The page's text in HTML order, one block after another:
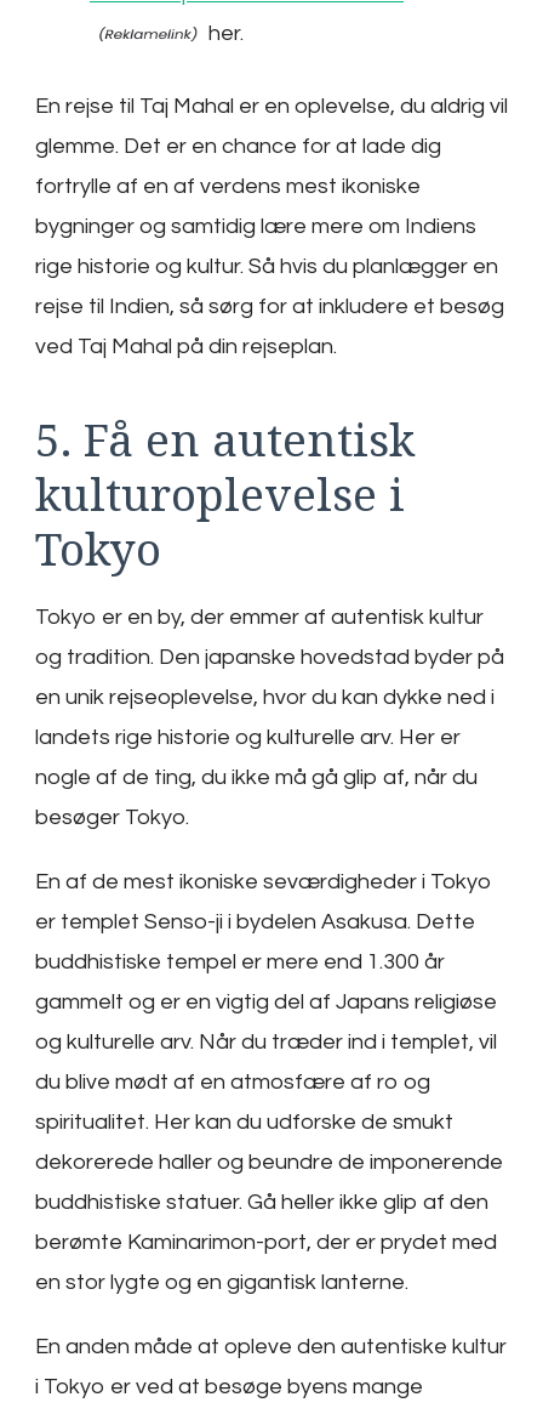
her.
En rejse til Taj Mahal er en oplevelse, du aldrig vil
glemme. Det er en chance for at lade dig
fortrylle af en af verdens mest ikoniske
bygninger og samtidig lære mere om Indiens
rige historie og kultur. Så hvis du planlægger en
rejse til Indien, så sørg for at inkludere et besøg
ved Taj Mahal på din rejseplan.
5. Få en autentisk
kulturoplevelse i
Tokyo
Tokyo er en by, der emmer af autentisk kultur
og tradition. Den japanske hovedstad byder på
en unik rejseoplevelse, hvor du kan dykke ned i
landets rige historie og kulturelle arv. Her er
nogle af de ting, du ikke må gå glip af, når du
besøger Tokyo.
En af de mest ikoniske seværdigheder i Tokyo
er templet Senso-ji i bydelen Asakusa. Dette
buddhistiske tempel er mere end 1.300 år
gammelt og er en vigtig del af Japans religiøse
og kulturelle arv. Når du træder ind i templet, vil
du blive mødt af en atmosfære af ro og
spiritualitet. Her kan du udforske de smukt
dekorerede haller og beundre de imponerende
buddhistiske statuer. Gå heller ikke glip af den
berømte Kaminarimon-port, der er prydet med
en stor lygte og en gigantisk lanterne.
En anden måde at opleve den autentiske kultur
i Tokyo er ved at besøge byens mange